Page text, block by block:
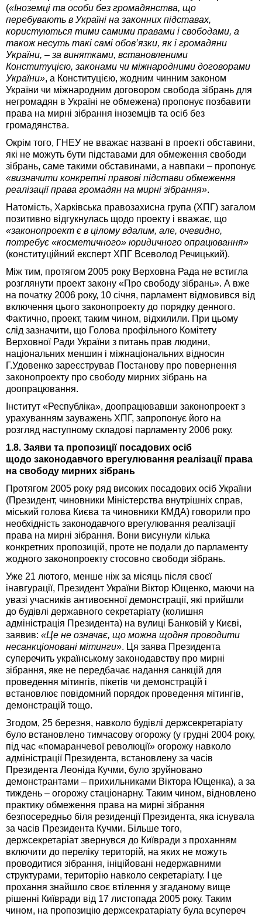
(«Іноземці та особи без громадянства, що
перебувають в Україні на законних підставах,
користуються тими самими правами і свободами, а
також несуть такі самі обов’язки, як і громадяни
України, – за винятками, встановленими
Конституцією, законами чи міжнародними договорами
України», а Конституцією, жодним чинним законом
України чи міжнародним договором свобода зібрань для
негромадян в Україні не обмежена) пропонує позбавити
права на мирні зібрання іноземців та осіб без
громадянства.
Окрім того, ГНЕУ не вважає названі в проекті обставини,
які не можуть бути підставами для обмеження свободи
зібрань, саме такими обставинами, а навпаки – пропонує
«визначити конкретні правові підстави обмеження
реалізації права громадян на мирні зібрання».
Натомість, Харківська правозахисна група (ХПГ) загалом
позитивно відгукнулась щодо проекту і вважає, що
«законопроект є в цілому вдалим, але, очевидно,
потребує «косметичного» юридичного опрацювання»
(конституційний експерт ХПГ Всеволод Речицький).
Між тим, протягом 2005 року Верховна Рада не встигла
розглянути проект закону «Про свободу зібрань». А вже
на початку 2006 року, 10 січня, парламент відмовився від
включення цього законопроекту до порядку денного.
Фактично, проект, таким чином, відхилили. При цьому
слід зазначити, що Голова профільного Комітету
Верховної Ради України з питань прав людини,
національних меншин і міжнаціональних відносин
Г.Удовенко зареєстрував Постанову про повернення
законопроекту про свободу мирних зібрань на
доопрацювання.
Інститут «Республіка», доопрацювавши законопроект з
урахуванням зауважень ХПГ, запропонує його на
розгляд наступному складові парламенту 2006 року.
1.8. Заяви та пропозиції посадових осіб
щодо законодавчого врегулювання реалізації права
на свободу мирних зібрань
Протягом 2005 року ряд високих посадових осіб України
(Президент, чиновники Міністерства внутрішніх справ,
міський голова Києва та чиновники КМДА) говорили про
необхідність законодавчого врегулювання реалізації
права на мирні зібрання. Вони висунули кілька
конкретних пропозицій, проте не подали до парламенту
жодного законопроекту стосовно свободи зібрань.
Уже 21 лютого, менше ніж за місяць після своєї
інавгурації, Президент України Віктор Ющенко, маючи на
увазі учасників антивоєнної демонстрації, які прийшли
до будівлі державного секретаріату (колишня
адміністрація Президента) на вулиці Банковій у Києві,
заявив: «Це не означає, що можна щодня проводити
несанкціоновані мітинги». Ця заява Президента
суперечить українському законодавству про мирні
зібрання, яке не передбачає надання санкцій для
проведення мітингів, пікетів чи демонстрацій і
встановлює повідомний порядок проведення мітингів,
демонстрацій тощо.
Згодом, 25 березня, навколо будівлі держсекретаріату
було встановлено тимчасову огорожу (у грудні 2004 року,
під час «помаранчевої революції» огорожу навколо
адміністрації Президента, встановлену за часів
Президента Леоніда Кучми, було зруйновано
демонстрантами – прихильниками Віктора Ющенка), а за
тиждень – огорожу стаціонарну. Таким чином, відновлено
практику обмеження права на мирні зібрання
безпосередньо біля резиденції Президента, яка існувала
за часів Президента Кучми. Більше того,
держсекретаріат звернувся до Київради з проханням
включити до переліку територій, на яких не можуть
проводитися зібрання, ініційовані недержавними
структурами, територію навколо секретаріату. І це
прохання знайшло своє втілення у згаданому вище
рішенні Київради від 17 листопада 2005 року. Таким
чином, на пропозицію держсекратаріату була всупереч